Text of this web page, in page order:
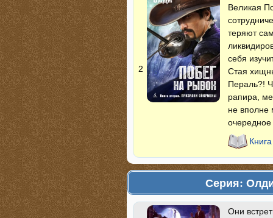
2
Великая
теряют
себя
Стая
Пераль?!
рапира,
не вполне
Серия:
Они